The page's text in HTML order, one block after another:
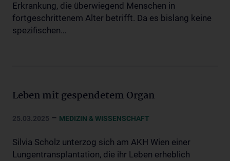
Erkrankung, die überwiegend Menschen in
fortgeschrittenem Alter betrifft. Da es bislang keine
spezifischen…
Leben mit gespendetem Organ
25.03.2025 – MEDIZIN & WISSENSCHAFT
Silvia Scholz unterzog sich am AKH Wien einer
Lungentransplantation, die ihr Leben erheblich